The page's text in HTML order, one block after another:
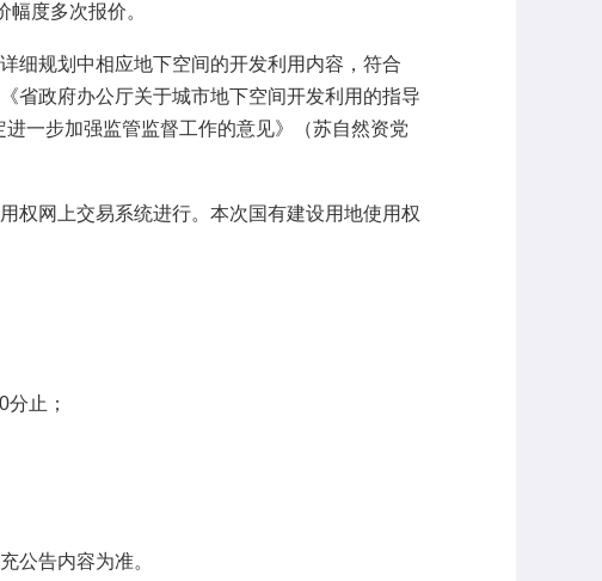
度多次报价。
细规划中相应地下空间的开发利用内容， 符合
《省政府办公厅关于城市地下空间开发利用的指导
一步加强监管监督工作的意见》（苏自然资党
权网上交易系统进行。本次国有建设用地使用权
分 止；
公告内容为准。